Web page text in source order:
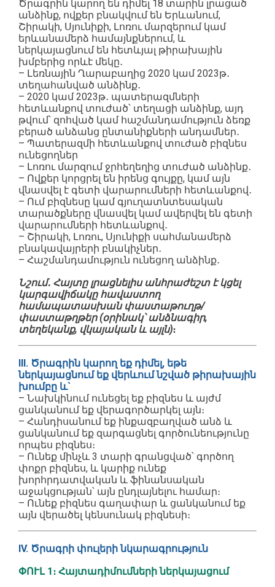
Ծրագրին կարող են դիմել 18 տարին լրացած
անձինք, ովքեր բնակվում են Երևանում,
Շիրակի, Սյունիքի, Լոռու մարզերում կամ
երևանամերձ համայնքներում, և
ներկայացնում են հետևյալ թիրախային
խմբերից որևէ մեկը․
– Լեռնային Ղարաբաղից 2020 կամ 2023թ․
տեղահանված անձինք․
– 2020 կամ 2023թ․ պատերազմների
հետևանքով տուժած՝ տեղացի անձինք, այդ
թվում՝ զոհված կամ հաշմանդամություն ձեռք
բերած անձանց ընտանիքների անդամներ․
– Պատերազմի հետևանքով տուժած բիզնես
ունեցողներ
– Լոռու մարզում ջրհեղեղից տուժած անձինք․
– Ովքեր կորցրել են իրենց գույքը, կամ այն
վնասվել է գետի վարարումների հետևանքով․
– Ում բիզնեսը կամ գյուղատնտեսական
տարածքները վնասվել կամ ավերվել են գետի
վարարումների հետևանքով․
– Շիրակի, Լոռու, Սյունիքի սահմանամերձ
բնակավայրերի բնակիչներ․
– Հաշմանդամություն ունեցող անձինք․
Նշում․ Հայտը լրացնելիս անհրաժեշտ է կցել
կարգավիճակը հավաստող
համապատասխան փաստաթուղթ/
փաստաթղթեր (օրինակ՝ անձնագիր,
տեղեկանք, վկայական և այլն)։
III. Ծրագրին կարող եք դիմել, եթե
ներկայացնում եք վերևում նշված թիրախային
խումբը և`
– Նախկինում ունեցել եք բիզնես և այժմ
ցանկանում եք վերագործարկել այն։
– Հանդիսանում եք ինքազբաղված անձ և
ցանկանում եք զարգացնել գործունեությունը
որպես բիզնես։
– Ունեք մինչև 3 տարի գրանցված՝ գործող
փոքր բիզնես, և կարիք ունեք
խորհրդատվական և ֆինանսական
աջակցության՝ այն ընդլայնելու համար։
– Ունեք բիզնես գաղափար և ցանկանում եք
այն վերածել կենսունակ բիզնեսի։
IV. Ծրագրի փուլերի նկարագրություն
ՓՈՒԼ 1։ Հայտադիմումների ներկայացում